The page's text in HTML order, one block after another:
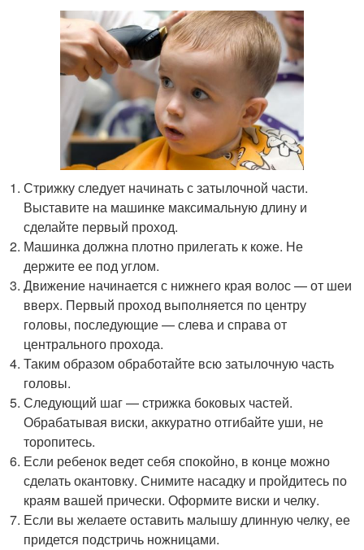
Стрижку следует начинать с затылочной части.
Выставите на машинке максимальную длину и
сделайте первый проход.
Машинка должна плотно прилегать к коже. Не
держите ее под углом.
Движение начинается с нижнего края волос — от шеи
вверх. Первый проход выполняется по центру
головы, последующие — слева и справа от
центрального прохода.
Таким образом обработайте всю затылочную часть
головы.
Следующий шаг — стрижка боковых частей.
Обрабатывая виски, аккуратно отгибайте уши, не
торопитесь.
Если ребенок ведет себя спокойно, в конце можно
сделать окантовку. Снимите насадку и пройдитесь по
краям вашей прически. Оформите виски и челку.
Если вы желаете оставить малышу длинную челку, ее
придется подстричь ножницами.